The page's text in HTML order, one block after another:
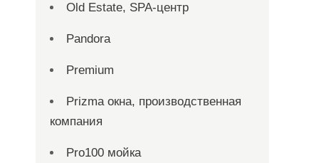
Old Estate, SPA-центр
Pandora
Premium
Prizma окна, производственная
компания
Pro100 мойка